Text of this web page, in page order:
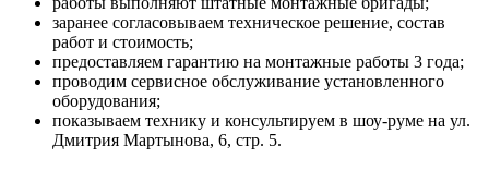
заранее согласовываем техническое решение, состав
работ и стоимость;
предоставляем гарантию на монтажные работы 3 года;
проводим сервисное обслуживание установленного
оборудования;
показываем технику и консультируем в шоу‑руме на ул.
Дмитрия Мартынова, 6, стр. 5.